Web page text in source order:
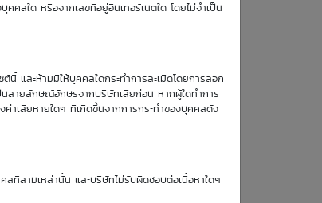
คลใด หรือจากเลขที่อยู่อินเทอร์เนตใด โดยไม่จำเป็น
และห้ามมิให้บุคคลใดกระทำการละเมิดโดยการลอก
นลายลักษณ์อักษรจากบริษัทเสียก่อน หากผู้ใดทำการ
าเสียหายใดๆ ที่เกิดขึ้นจากการกระทำของบุคคลดัง
ลที่สามเหล่านั้น และบริษัทไม่รับผิดชอบต่อเนื้อหาใดๆ
63